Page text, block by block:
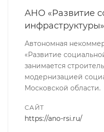
АНО «Развитие
инфраструктуры»
Автономная
«Развитие
занимается
модернизацией
Московской области.
САЙТ
https://ano-rsi.ru/